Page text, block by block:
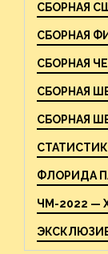
СБОРНАЯ
СБОРНАЯ
СБОРНАЯ
СБОРНАЯ
СБОРНАЯ
ФЛОРИДА
ЧМ-2022 —